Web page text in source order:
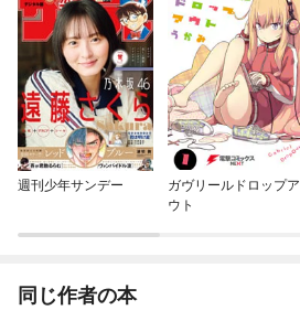
週刊少年サンデー
ガヴリールドロップア
ウト
同じ作者の本